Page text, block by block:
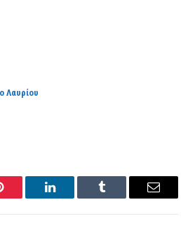
Λαυρίου
LinkedIn Tumblr Email